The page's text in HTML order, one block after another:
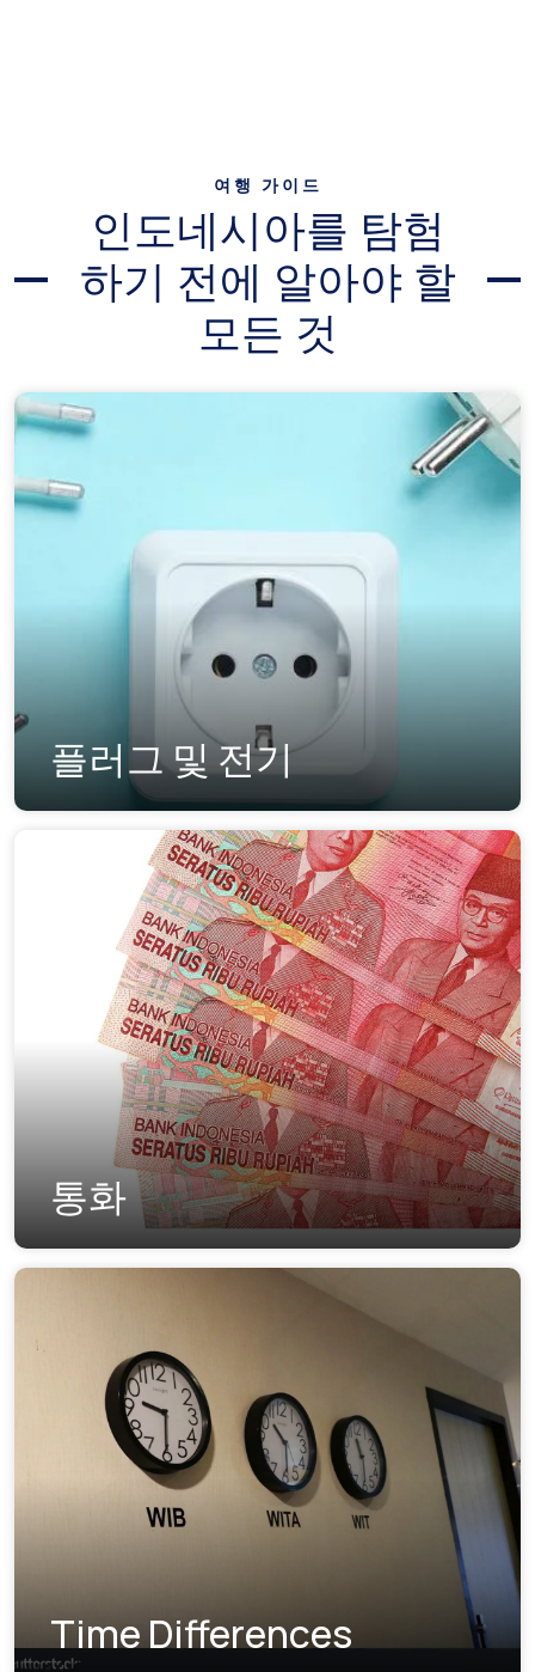
여행 가이드
인도네시아를 탐험
하기 전에 알아야 할
모든 것
플러그 및 전기
통화
Time Differences